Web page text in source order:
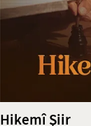
Hikemî Şiir